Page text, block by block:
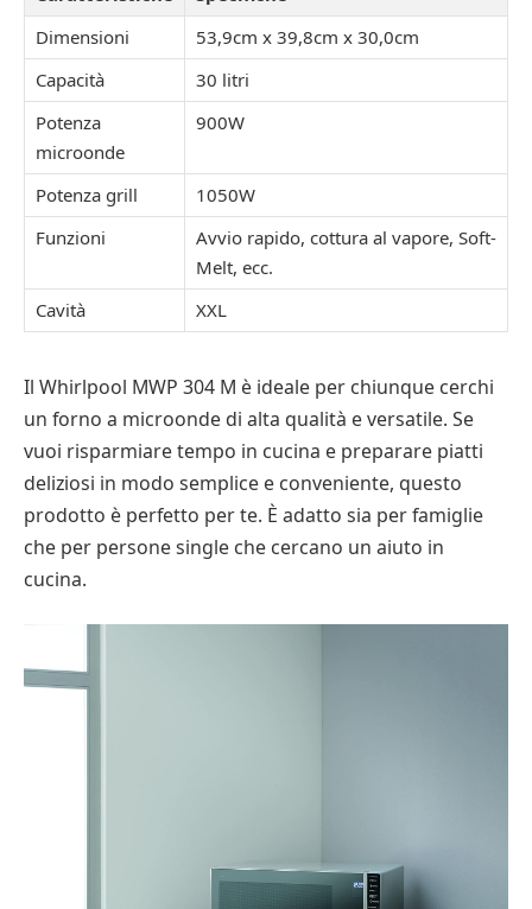
Dimensioni
53,9cm x 39,8cm x 30,0cm
Capacità
30 litri
Potenza
microonde
900W
Potenza grill
1050W
Funzioni
Avvio rapido, cottura al vapore, Soft-
Melt, ecc.
Cavità
XXL
Il Whirlpool MWP 304 M è ideale per chiunque cerchi
un forno a microonde di alta qualità e versatile. Se
vuoi risparmiare tempo in cucina e preparare piatti
deliziosi in modo semplice e conveniente, questo
prodotto è perfetto per te. È adatto sia per famiglie
che per persone single che cercano un aiuto in
cucina.